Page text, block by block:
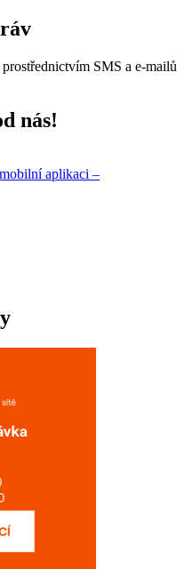
prostřednictvím SMS a e-mailů
nás!
mobilní aplikaci –